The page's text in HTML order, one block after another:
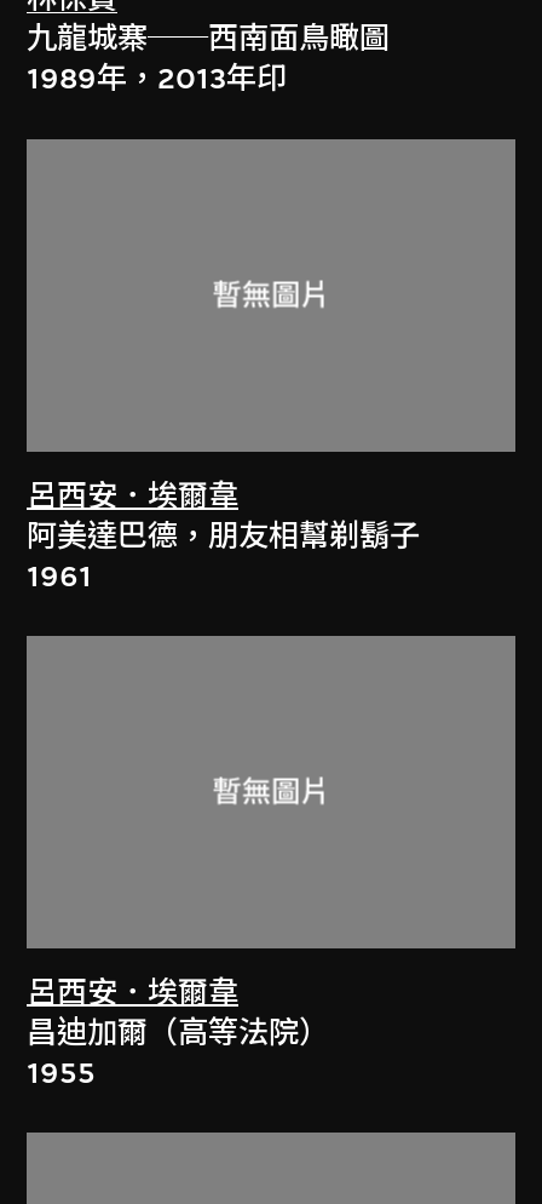
九龍城寨──西南面鳥瞰圖
1989年，2013年印
呂西安．埃爾韋
阿美達巴德，朋友相幫剃鬍子
1961
呂西安．埃爾韋
昌迪加爾（高等法院）
1955